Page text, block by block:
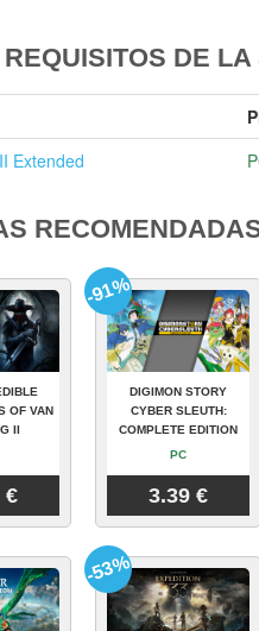
DE
Extended
OF VAN
II
€
DIGIMON STORY
CYBER SLEUTH:
COMPLETE EDITION
PC
3.39 €
-91%
-53%